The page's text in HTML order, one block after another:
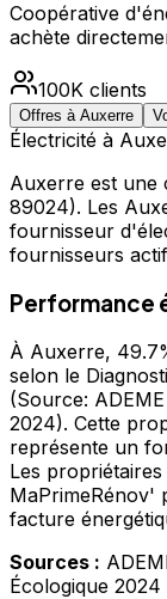
Coopérative
achète
100K clients
Offres à Auxerre
Électricité à
Auxerre est une
89024). Les
fournisseur
fournisseurs
Performance
À Auxerre,
selon le
(Source:
2024). Cette
représente un
Les
MaPrimeRénov'
facture
Sources :
Écologique 2024